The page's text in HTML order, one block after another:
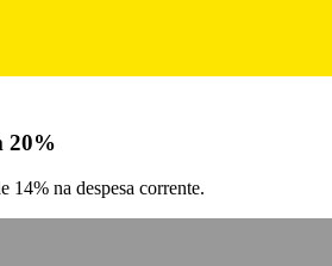
20%
14% na despesa corrente.